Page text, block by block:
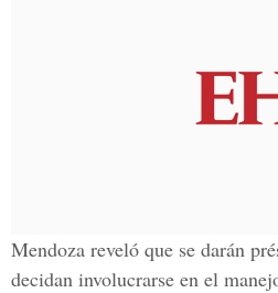
Mendoza reveló que se darán
decidan involucrarse en el